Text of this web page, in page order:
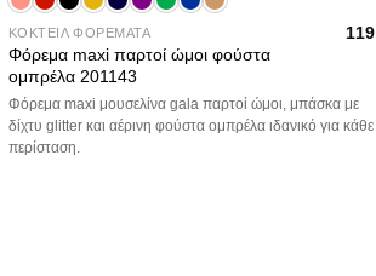
ΚΟΚΤΕΙΛ ΦΟΡΕΜΑΤΑ
Φόρεμα maxi παρτοί ώμοι φούστα
ομπρέλα 201143
119
Φόρεμα maxi μουσελίνα gala παρτοί ώμοι, μπάσκα με
δίχτυ glitter και αέρινη φούστα ομπρέλα ιδανικό για κάθε
περίσταση.